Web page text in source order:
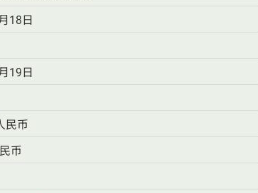
18日
19日
民币
币